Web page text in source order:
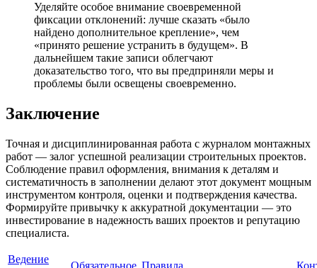
Уделяйте особое внимание своевременной
фиксации отклонений: лучше сказать «было
найдено дополнительное крепление», чем
«принято решение устранить в будущем». В
дальнейшем такие записи облегчают
доказательство того, что вы предприняли меры и
проблемы были освещены своевременно.
Заключение
Точная и дисциплинированная работа с журналом монтажных
работ — залог успешной реализации строительных проектов.
Соблюдение правил оформления, внимания к деталям и
систематичность в заполнении делают этот документ мощным
инструментом контроля, оценки и подтверждения качества.
Формируйте привычку к аккуратной документации — это
инвестирование в надежность ваших проектов и репутацию
специалиста.
Ведение
Обязательное Правила